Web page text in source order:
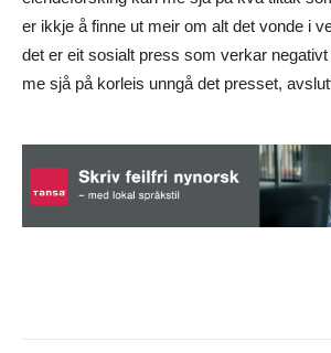
er ikkje å finne ut meir om alt det vonde i
det er eit sosialt press som verkar
me sjå på korleis unngå det presset,